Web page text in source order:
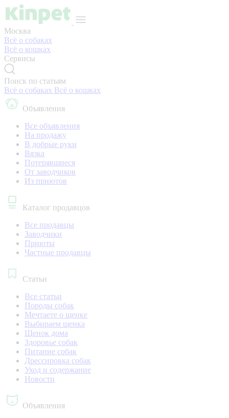
Москва
Всё о собаках
Всё о кошках
Сервисы
Поиск по статьям
Всё о собаках Всё о кошках
Объявления
Все объявления
На продажу
В добрые руки
Вязка
Потерявшиеся
От заводчиков
Из приютов
Каталог продавцов
Все продавцы
Заводчики
Приюты
Частные продавцы
Статьи
Все статьи
Породы собак
Мечтаете о щенке
Выбираем щенка
Щенок дома
Здоровье собак
Питание собак
Дрессировка собак
Уход и содержание
Новости
Объявления